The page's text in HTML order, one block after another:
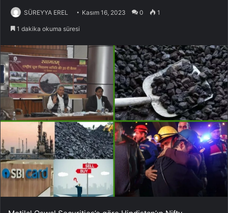
SÜREYYA EREL Kasım 16, 2023 0 1
1 dakika okuma süresi